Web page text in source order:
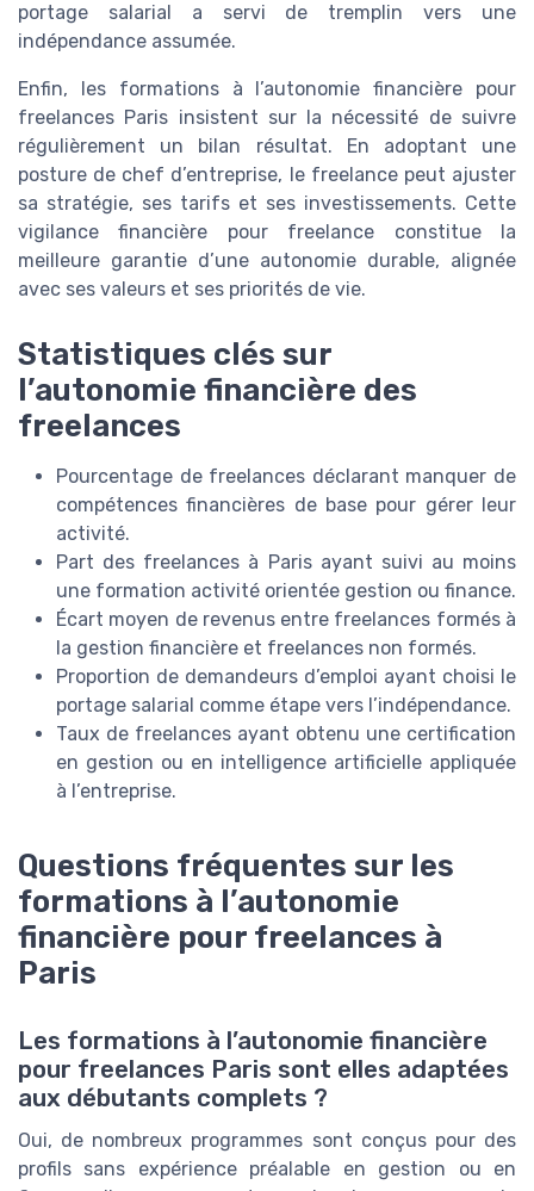
portage salarial a servi de tremplin vers une
indépendance assumée.
Enfin, les formations à l’autonomie financière pour
freelances Paris insistent sur la nécessité de suivre
régulièrement un bilan résultat. En adoptant une
posture de chef d’entreprise, le freelance peut ajuster
sa stratégie, ses tarifs et ses investissements. Cette
vigilance financière pour freelance constitue la
meilleure garantie d’une autonomie durable, alignée
avec ses valeurs et ses priorités de vie.
Statistiques clés sur
l’autonomie financière des
freelances
Pourcentage de freelances déclarant manquer de
compétences financières de base pour gérer leur
activité.
Part des freelances à Paris ayant suivi au moins
une formation activité orientée gestion ou finance.
Écart moyen de revenus entre freelances formés à
la gestion financière et freelances non formés.
Proportion de demandeurs d’emploi ayant choisi le
portage salarial comme étape vers l’indépendance.
Taux de freelances ayant obtenu une certification
en gestion ou en intelligence artificielle appliquée
à l’entreprise.
Questions fréquentes sur les
formations à l’autonomie
financière pour freelances à
Paris
Les formations à l’autonomie financière
pour freelances Paris sont elles adaptées
aux débutants complets ?
Oui, de nombreux programmes sont conçus pour des
profils sans expérience préalable en gestion ou en